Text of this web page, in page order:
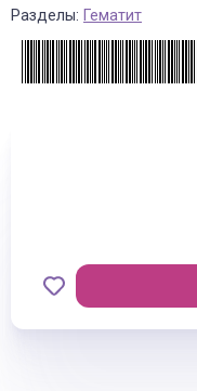
Разделы: Гематит